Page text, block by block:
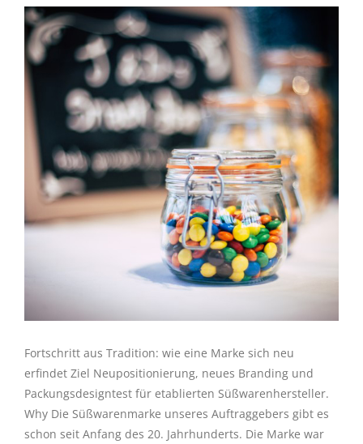
Fortschritt aus Tradition: wie eine Marke sich neu
erfindet Ziel Neupositionierung, neues Branding und
Packungsdesigntest für etablierten Süßwarenhersteller.
Why Die Süßwarenmarke unseres Auftraggebers gibt es
schon seit Anfang des 20. Jahrhunderts. Die Marke war